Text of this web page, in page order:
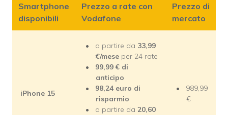
Smartphone
disponibili
Prezzo a rate con
Vodafone
Prezzo di
mercato
iPhone 15
a partire da 33,99
€/mese per 24 rate
99,99 € di
anticipo
98,24 euro di
risparmio
a partire da 20,60
989,99
€